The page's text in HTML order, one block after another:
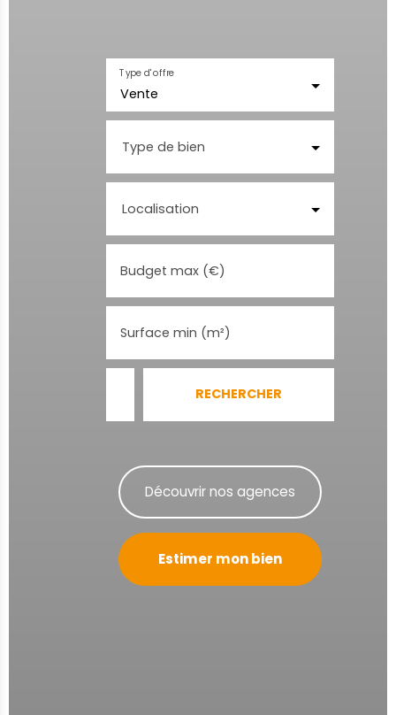
Vente
Type d'offre
Type de bien
Localisation
Budget max (€)
Surface min (m²)
RECHERCHER
Découvrir nos agences
Estimer mon bien